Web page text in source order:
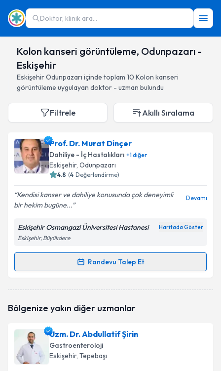
Doktor, klinik ara...
Kolon kanseri görüntüleme, Odunpazarı -
Eskişehir
EskişehirOdunpazarı içinde toplam 10 Kolon kanseri
görüntüleme uygulayan doktor - uzman bulundu
Filtrele Akıllı Sıralama
Prof. Dr. Murat Dinçer
Dahiliye - İç Hastalıkları +1diğer
Eskişehir, Odunpazarı
4.8 (4 Değerlendirme)
Kendisi kanser ve dahiliye konusunda çok deneyimli
bir hekim bugüne...
Devamı
Eskişehir Osmangazi Üniversitesi Hastanesi Haritada Göster
Eskişehir, Büyükdere
Randevu Talep Et
Randevu Takvimi Talebi
oluşturun. Size bu uzmandan randevu almanız için bir
E-posta Adresiniz
Bölgenize yakın diğer uzmanlar
Uzm. Dr. Abdullatif Şirin
Gastroenteroloji
Eskişehir, Tepebaşı